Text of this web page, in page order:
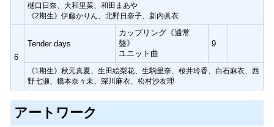
樋口日奈、大和里菜、和田まあや
《2期生》伊藤かりん、北野日奈子、新内眞衣
6
Tender days
カップリング《通常
盤》
ユニット曲
9
《1期生》秋元真夏、生田絵梨花、生駒里奈、桜井玲香、白石麻衣、西
野七瀬、橋本奈々未、深川麻衣、松村沙友理
アートワーク